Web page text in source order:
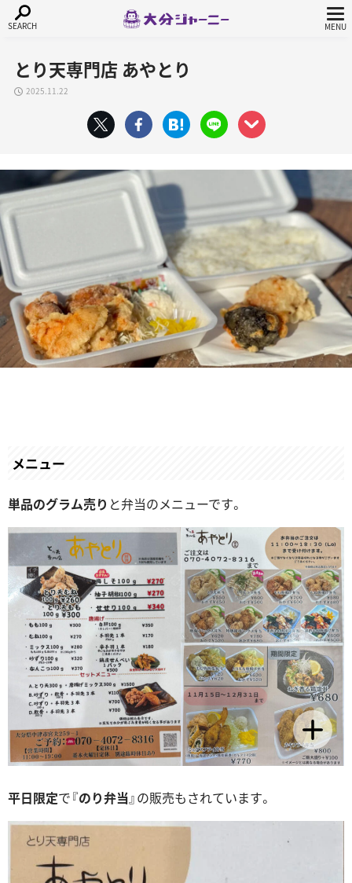
とり天専門店 あやとり
2025.11.22
メニュー
単品のグラム売り と弁当のメニューです。
平日限定で『のり弁当』の販売もされています。